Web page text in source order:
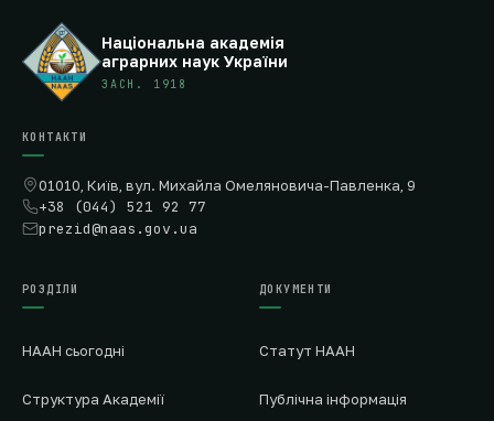
Національна академія
аграрних наук України
ЗАСН. 1918
КОНТАКТИ
01010, Київ, вул. Михайла Омеляновича-Павленка, 9
+38 (044) 521 92 77
prezid@naas.gov.ua
РОЗДІЛИ
НААН сьогодні
Структура Академії
ДОКУМЕНТИ
Статут НААН
Публічна інформація